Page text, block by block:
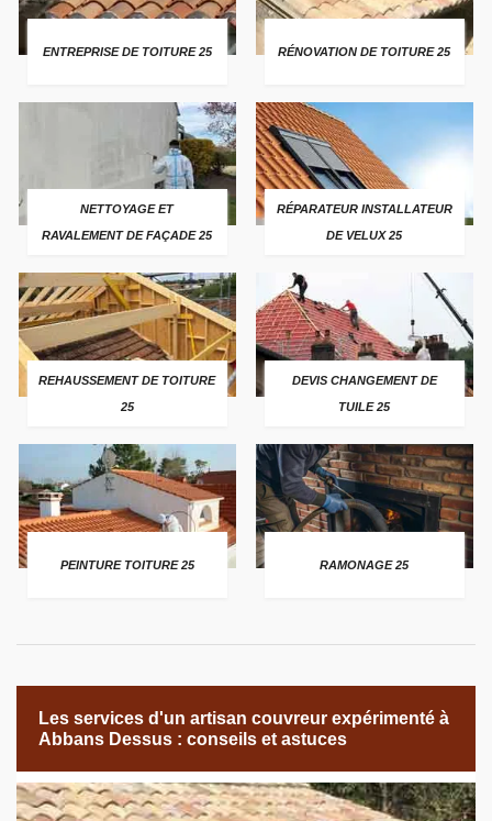
ENTREPRISE DE TOITURE 25 RÉNOVATION DE TOITURE 25
NETTOYAGE ET
RAVALEMENT DE FAÇADE 25
RÉPARATEUR INSTALLATEUR
DE VELUX 25
REHAUSSEMENT DE TOITURE
25
DEVIS CHANGEMENT DE
TUILE 25
PEINTURE TOITURE 25 RAMONAGE 25
Les services d'un artisan couvreur expérimenté à
Abbans Dessus : conseils et astuces